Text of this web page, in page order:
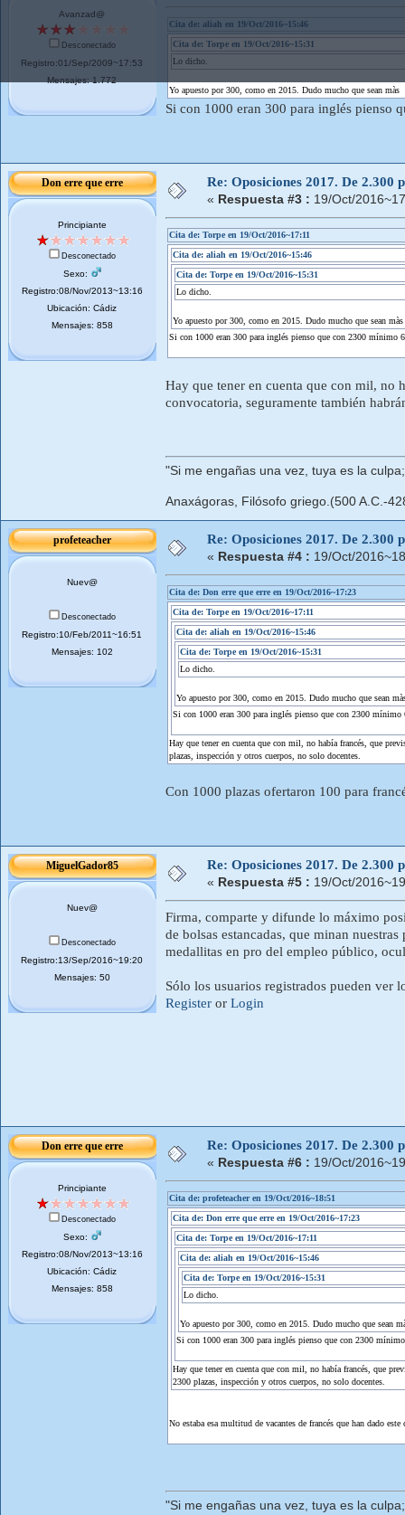
Avanzad@
Desconectado
Registro:01/Sep/2009~17:53
Mensajes: 1.772
Cita de: aliah en 19/Oct/2016~15:46
Cita de: Torpe en 19/Oct/2016~15:31
Lo dicho.
Yo apuesto por 300, como en 2015. Dudo mucho que sean màs
Si con 1000 eran 300 para inglés pienso
Don erre que erre
Principiante
Desconectado
Sexo:
Registro:08/Nov/2013~13:16
Ubicación: Cádiz
Mensajes: 858
Re: Oposiciones 2017. De 2.300
« Respuesta #3 : 19/Oct/
Cita de: Torpe en 19/Oct/2016~17:11
Cita de: aliah en 19/Oct/2016~15:46
Cita de: Torpe en 19/Oct/2016~15:31
Lo dicho.
Yo apuesto por 300, como en 2015. Dudo mucho que sean màs
Si con 1000 eran 300 para inglés pienso que con 2300 mínimo
Hay que tener en cuenta que con mil, no
convocatoria, seguramente también
"Si me engañas una vez, tuya es la
Anaxágoras, Filósofo griego.(500 A.C.-
profeteacher
Nuev@
Desconectado
Registro:10/Feb/2011~16:51
Mensajes: 102
Re: Oposiciones 2017. De 2.300
« Respuesta #4 : 19/Oct/
Cita de: Don erre que erre en 19/Oct/2016~17:23
Cita de: Torpe en 19/Oct/2016~17:11
Cita de: aliah en 19/Oct/2016~15:46
Cita de: Torpe en 19/Oct/2016~15:31
Lo dicho.
Yo apuesto por 300, como en 2015. Dudo mucho que sean
Si con 1000 eran 300 para inglés pienso que con 2300 mínimo
Hay que tener en cuenta que con mil, no había francés, que
plazas, inspección y otros cuerpos, no solo docentes.
Con 1000 plazas ofertaron 100 para
MiguelGador85
Nuev@
Desconectado
Registro:13/Sep/2016~19:20
Mensajes: 50
Re: Oposiciones 2017. De 2.300
« Respuesta #5 : 19/Oct/
Firma, comparte y difunde lo máximo
de bolsas estancadas, que minan
medallitas en pro del empleo público,
Sólo los usuarios registrados pueden ver
Register or Login
Don erre que erre
Principiante
Desconectado
Sexo:
Registro:08/Nov/2013~13:16
Ubicación: Cádiz
Mensajes: 858
Re: Oposiciones 2017. De 2.300
« Respuesta #6 : 19/Oct/
Cita de: profeteacher en 19/Oct/2016~18:51
Cita de: Don erre que erre en 19/Oct/2016~17:23
Cita de: Torpe en 19/Oct/2016~17:11
Cita de: aliah en 19/Oct/2016~15:46
Cita de: Torpe en 19/Oct/2016~15:31
Lo dicho.
Yo apuesto por 300, como en 2015. Dudo mucho que sean
Si con 1000 eran 300 para inglés pienso que con 2300
Hay que tener en cuenta que con mil, no había francés, que
2300 plazas, inspección y otros cuerpos, no solo docentes.
No estaba esa multitud de vacantes de francés que han dado
"Si me engañas una vez, tuya es la